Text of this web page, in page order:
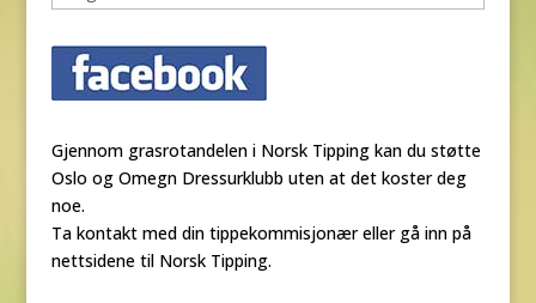
Gjennom grasrotandelen i Norsk Tipping kan du støtte
Oslo og Omegn Dressurklubb uten at det koster deg
noe.
Ta kontakt med din tippekommisjonær eller gå inn på
nettsidene til Norsk Tipping.